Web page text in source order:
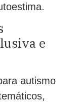
e
autismo